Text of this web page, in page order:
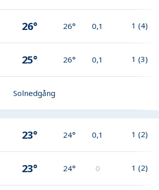
26° 26° 0,1 1 (4)
25° 26° 0,1 1 (3)
Solnedgång
23° 24° 0,1 1 (2)
23° 24° 0 1 (2)